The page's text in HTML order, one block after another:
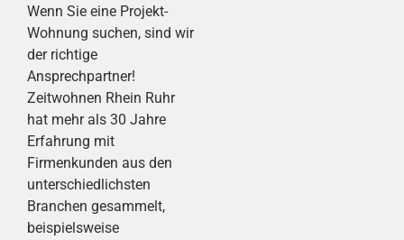
Wenn Sie eine Projekt-
Wohnung suchen, sind wir
der richtige
Ansprechpartner!
Zeitwohnen Rhein Ruhr
hat mehr als 30 Jahre
Erfahrung mit
Firmenkunden aus den
unterschiedlichsten
Branchen gesammelt,
beispielsweise